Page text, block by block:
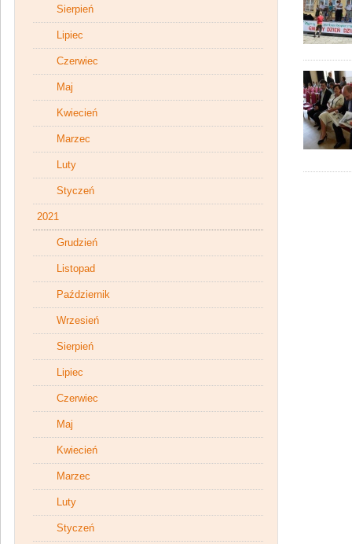
Sierpień
Lipiec
Czerwiec
Maj
Kwiecień
Marzec
Luty
Styczeń
2021
Grudzień
Listopad
Październik
Wrzesień
Sierpień
Lipiec
Czerwiec
Maj
Kwiecień
Marzec
Luty
Styczeń